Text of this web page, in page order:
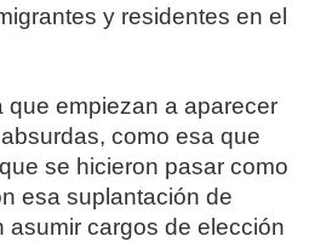
y residentes en el
que empiezan a aparecer
como esa que
se hicieron pasar como
esa suplantación de
asumir cargos de elección